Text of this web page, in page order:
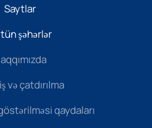
Saytlar
şəhərlər
və çatdırılma
qaydaları